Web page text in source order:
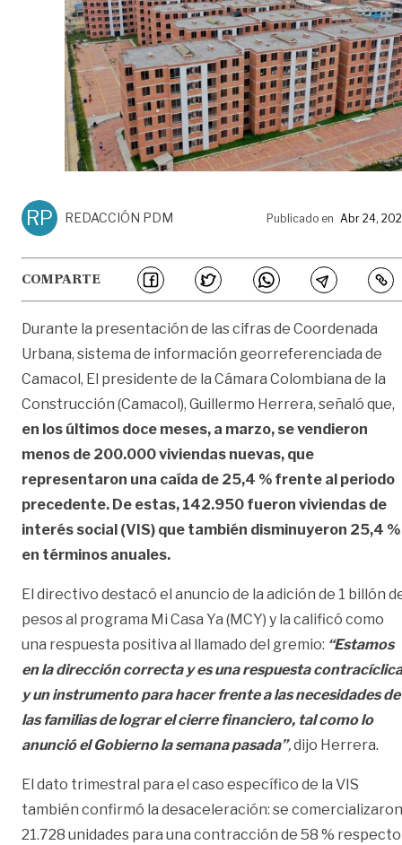
RP REDACCIÓN PDM Publicado en Abr 24,
COMPARTE
Durante la presentación de las cifras de Coordenada
Urbana, sistema de información georreferenciada de
Camacol, El presidente de la Cámara Colombiana de la
Construcción (Camacol), Guillermo Herrera, señaló que,
en los últimos doce meses, a marzo, se vendieron
menos de 200.000 viviendas nuevas, que
representaron una caída de 25,4 % frente al periodo
precedente. De estas, 142.950 fueron viviendas de
interés social (VIS) que también disminuyeron 25,4 %
en términos anuales.
El directivo destacó el anuncio de la adición de 1 billón
pesos al programa Mi Casa Ya (MCY) y la calificó como
una respuesta positiva al llamado del gremio: “Estamos
en la dirección correcta y es una respuesta contracíclica
y un instrumento para hacer frente a las necesidades de
las familias de lograr el cierre financiero, tal como lo
anunció el Gobierno la semana pasada”,dijo Herrera.
El dato trimestral para el caso específico de la VIS
también confirmó la desaceleración: se comercializaron
21.728 unidades para una contracción de 58 % respecto